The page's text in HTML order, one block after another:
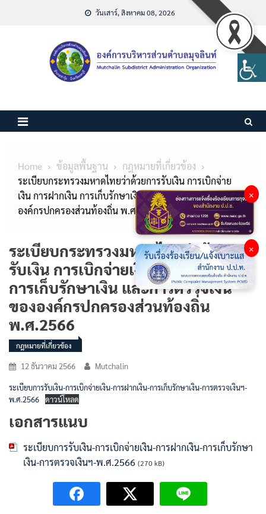
วันเสาร์, สิงหาคม 08, 2026
Home ข้อมูลพื้นฐาน
กฎหมายที่เกี่ยวข้อง
ระเบียบกระทรวงมหาดไทยว่าด้วยการรับเงิน การเบิกจ่าย
เงิน การฝากเงิน การเก็บรักษาเงิน และการตรวจเงินของ
องค์กรปกครองส่วนท้องถิ่น พ.ศ.2566
ระเบียบกระทรวงมหาดไทยว่าด้วยการ
รับเงิน การเบิกจ่ายเงิน การฝากเงิน
การเก็บรักษาเงิน และการตรวจเงิน
ขององค์กรปกครองส่วนท้องถิ่น
พ.ศ.2566
กฎหมายที่เกี่ยวข้อง
12 ธันวาคม 2566 Mutchalin
ระเบียบการรับเงิน-การเบิกจ่ายเงิน-การฝากเงิน-การเก็บรักษาเงิน-การตรวจเงินฯ-
พ.ศ.2566 ดาวน์โหลด
เอกสารแนบ
ระเบียบการรับเงิน-การเบิกจ่ายเงิน-การฝากเงิน-การเก็บรักษา
เงิน-การตรวจเงินฯ-พ.ศ.2566 (270 kB)
×
×